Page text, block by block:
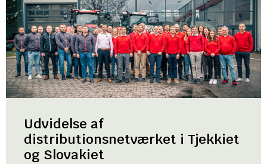
Udvidelse af
distributionsnetværket i Tjekkiet
og Slovakiet